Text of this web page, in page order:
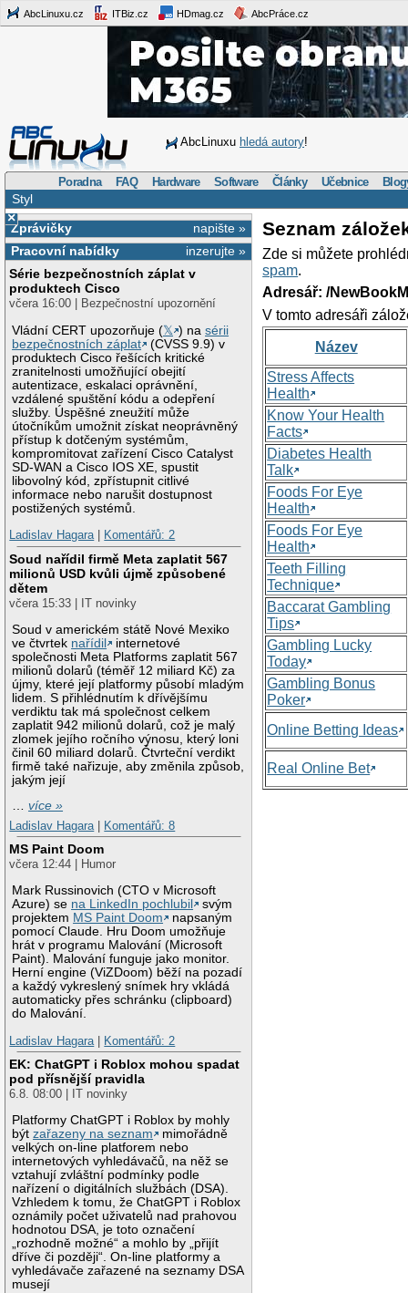
AbcLinuxu.cz ITBiz.cz HDmag.cz AbcPráce.cz
AbcLinuxu hledá autory!
Poradna FAQ Hardware Software Články Učebnice
Styl
×
napište »
Zprávičky
inzerujte »
Pracovní nabídky
Série bezpečnostních záplat v
produktech Cisco
včera 16:00 | Bezpečnostní upozornění
Vládní CERT upozorňuje (𝕏 ) nasérii
bezpečnostních záplat
(CVSS 9.9) v
produktech Cisco řešících kritické
zranitelnosti umožňující obejití
autentizace, eskalaci oprávnění,
vzdálené spuštění kódu a odepření
služby. Úspěšné zneužití může
útočníkům umožnit získat neoprávněný
přístup k dotčeným systémům,
kompromitovat zařízení Cisco Catalyst
SD-WAN a Cisco IOS XE, spustit
libovolný kód, zpřístupnit citlivé
informace nebo narušit dostupnost
postižených systémů.
Ladislav Hagara| Komentářů: 2
Soud nařídil firmě Meta zaplatit 567
milionů USD kvůli újmě způsobené
dětem
včera 15:33 | IT novinky
Soud v americkém státě Nové Mexiko
ve čtvrtek nařídil
internetové
společnosti Meta Platforms zaplatit 567
milionů dolarů (téměř 12 miliard Kč) za
újmy, které její platformy působí mladým
lidem. S přihlédnutím k dřívějšímu
verdiktu tak má společnost celkem
zaplatit 942 milionů dolarů, což je malý
zlomek jejího ročního výnosu, který loni
činil 60 miliard dolarů. Čtvrteční verdikt
firmě také nařizuje, aby změnila způsob,
jakým její
…více »
Ladislav Hagara
Komentářů: 8
MS Paint Doom
včera 12:44 | Humor
Mark Russinovich (CTO v Microsoft
Azure) se na LinkedIn pochlubil
svým
projektem MS Paint Doom
napsaným
pomocí Claude. Hru Doom umožňuje
hrát v programu Malování (Microsoft
Paint). Malování funguje jako monitor.
Herní engine (ViZDoom) běží na pozadí
a každý vykreslený snímek hry vkládá
automaticky přes schránku (clipboard)
do Malování.
Ladislav Hagara
Komentářů: 2
EK: ChatGPT i Roblox mohou spadat
pod přísnější pravidla
6.8. 08:00 | IT novinky
Platformy ChatGPT i Roblox by mohly
býtzařazeny na seznam
mimořádně
velkých on-line platforem nebo
internetových vyhledávačů, na něž se
vztahují zvláštní podmínky podle
nařízení o digitálních službách (DSA).
Vzhledem k tomu, že ChatGPT i Roblox
oznámily počet uživatelů nad prahovou
hodnotou DSA, je toto označení
„rozhodně možné“ a mohlo by „přijít
dříve či později“. On-line platformy a
vyhledávače zařazené na seznamy DSA
musejí
Seznam
Zde si můžete
spam.
Adresář: /
V tomto adresáři
Název
Stress Affects
Health
Know Your Health
Facts
Diabetes Health
Talk
Foods For Eye
Health
Foods For Eye
Health
Teeth Filling
Technique
Baccarat Gambling
Tips
Gambling Lucky
Today
Gambling Bonus
Poker
Online Betting Ideas
Real Online Bet